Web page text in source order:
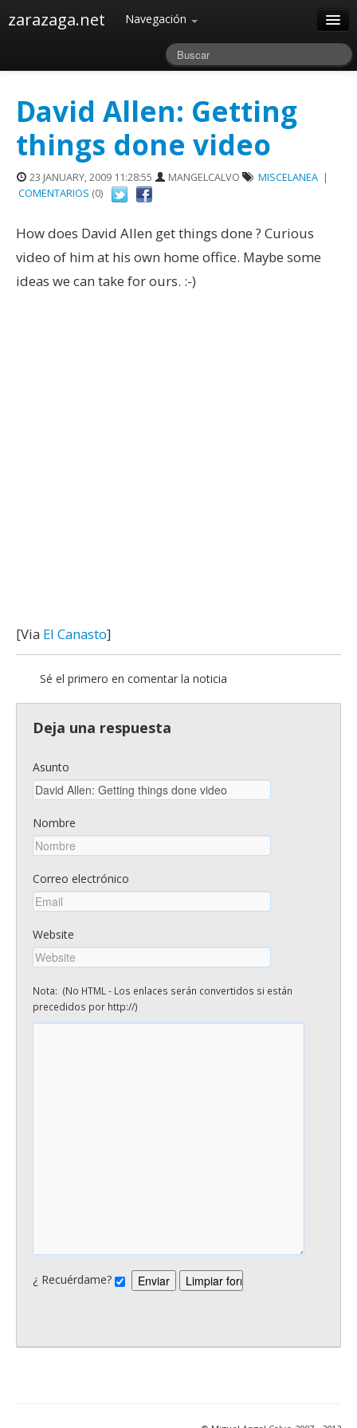
zarazaga.net Navegación
Archivos
David Allen: Getting
things done video
23 JANUARY, 2009 11:28:55 MANGELCALVO MISCELANEA |
COMENTARIOS (0)
How does David Allen get things done ? Curious
video of him at his own home office. Maybe some
ideas we can take for ours. :-)
[Via El Canasto]
Sé el primero en comentar la noticia
Deja una respuesta
Asunto
Nombre
Correo electrónico
Website
Nota: (No HTML - Los enlaces serán convertidos si están
precedidos por http://)
¿ Recuérdame?